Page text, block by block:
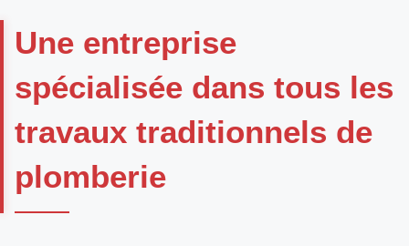
Une entreprise
spécialisée dans tous les
travaux traditionnels de
plomberie